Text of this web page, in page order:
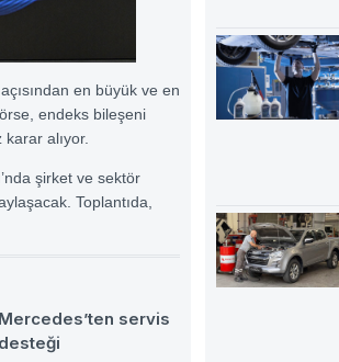
en büyük ve en
endeks bileşeni
alıyor.
şirket ve sektör
Toplantıda,
Mercedes’ten servis
desteği